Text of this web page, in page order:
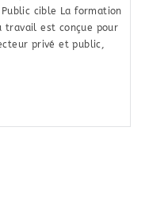
cible La formation
travail est conçue pour
privé et public,